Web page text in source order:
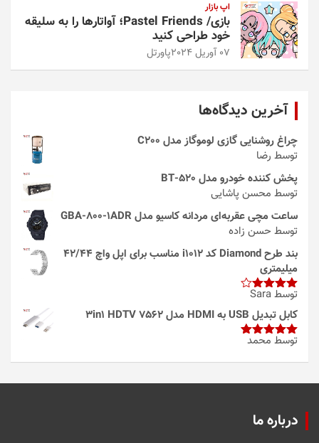
اپ بازار
بازی/ Pastel Friends؛ آواتارها را به سلیقه
خود طراحی کنید
07 آوریل 2024 پاورتل
آخرین دیدگاه‌ها
چراغ روشنایی گازی لوموگاز مدل C200
توسط رضا
پخش کننده خودرو مدل 520-BT
توسط محسن پاشایی
ساعت مچی عقربه‌ای مردانه کاسیو مدل GBA-800-1ADR
توسط حسن زاده
بند طرح Diamond کد i1012 مناسب برای اپل واچ 42/44
میلیمتری
امتیاز4
از 5
توسط Sara
کابل تبدیل USB به HDMI مدل 3in1 HDTV 7562
امتیاز5از
توسط محمد
درباره ما